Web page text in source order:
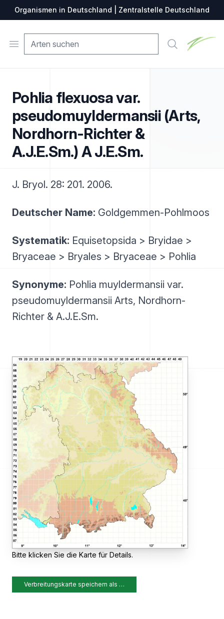
Organismen in Deutschland | Zentralstelle Deutschland
Open menu Suche
Pohlia flexuosa var.
pseudomuyldermansii (Arts,
Nordhorn-Richter &
A.J.E.Sm.) A J.E.Sm.
J. Bryol. 28: 201. 2006.
Deutscher Name: Goldgemmen-Pohlmoos
Systematik: Equisetopsida > Bryidae >
Bryaceae > Bryales > Bryaceae > Pohlia
Synonyme: Pohlia muyldermansii var.
pseudomuyldermansii Arts, Nordhorn-
Richter & A.J.E.Sm.
Bitte klicken Sie die Karte für Details.
Verbreitungskarte speichern als …